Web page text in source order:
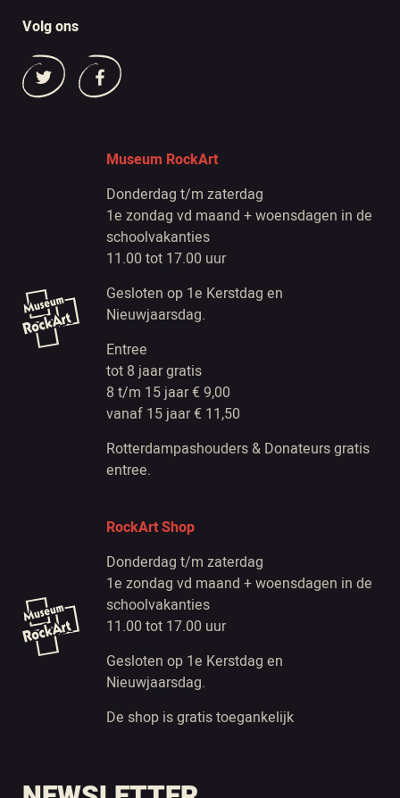
Volg ons
Museum RockArt
Donderdag t/m zaterdag
1e zondag vd maand + woensdagen in de
schoolvakanties
11.00 tot 17.00 uur
Gesloten op 1e Kerstdag en
Nieuwjaarsdag.
Entree
tot 8 jaar gratis
8 t/m 15 jaar € 9,00
vanaf 15 jaar € 11,50
Rotterdampashouders & Donateurs gratis
entree.
RockArt Shop
Donderdag t/m zaterdag
1e zondag vd maand + woensdagen in de
schoolvakanties
11.00 tot 17.00 uur
Gesloten op 1e Kerstdag en
Nieuwjaarsdag.
De shop is gratis toegankelijk